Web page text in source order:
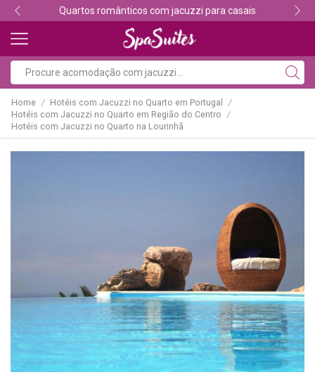
Quartos românticos com jacuzzi para casais
Home / Hotéis com Jacuzzi no Quarto em Portugal /
Hotéis com Jacuzzi no Quarto em Região do Centro /
Hotéis com Jacuzzi no Quarto na Lourinhã